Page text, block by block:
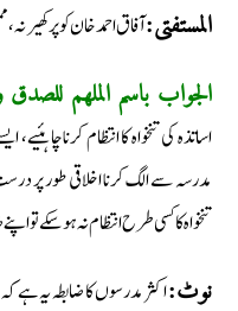
المستفتی:آفاق احمد خان کوپر کھیرنہ،
الجواب باسم الملھم
اساتذہ کی تنخواہ کا انتظام کرنا
مدرسہ سے الگ کرنا اخلاقی طور پر
تنخواہ کا کسی طرح انتظام نہ ہوسکے تو
نوٹ:اکثر مدرسوں کا ضابطہ یہ ہے